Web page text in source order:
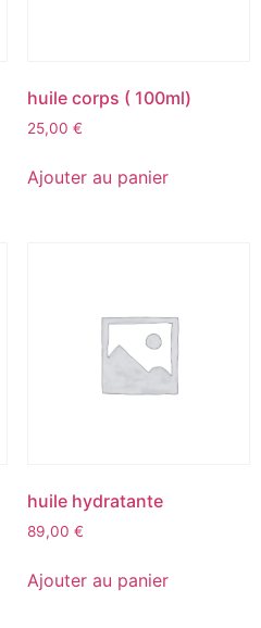
huile corps ( 100ml)
25,00 €
Ajouter au panier
huile hydratante
89,00 €
Ajouter au panier